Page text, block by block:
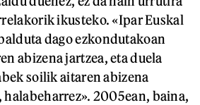
ikusteko. «Ipar Euskal
dago ezkondutakoan
abizena jartzea, eta duela
soilik aitaren abizena
halabeharrez». 2005ean, baina,